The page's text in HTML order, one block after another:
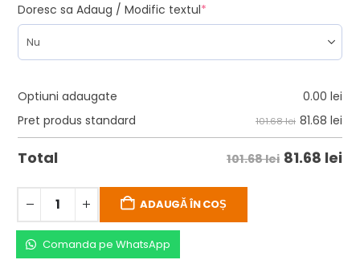
Doresc sa Adaug / Modific textul*
Optiuni adaugate 0.00 lei
Pret produs standard
101.68 lei 81.68 lei
Total 101.68 lei 81.68 lei
ADAUGĂ ÎN COȘ
Comanda pe WhatsApp